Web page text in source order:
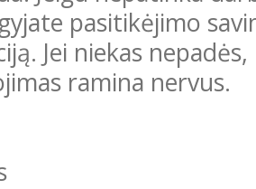
pasitikėjimo
Jei niekas
ramina nervus.